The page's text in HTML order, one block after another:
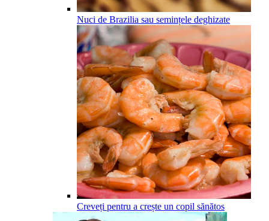
Nuci de Brazilia sau semințele deghizate
Creveți pentru a crește un copil sănătos